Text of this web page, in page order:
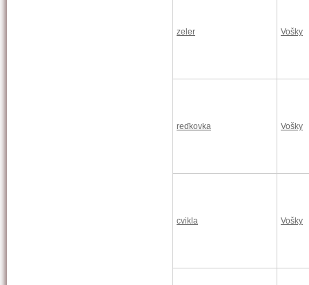
zeler Vošky
reďkovka Vošky
cvikla Vošky